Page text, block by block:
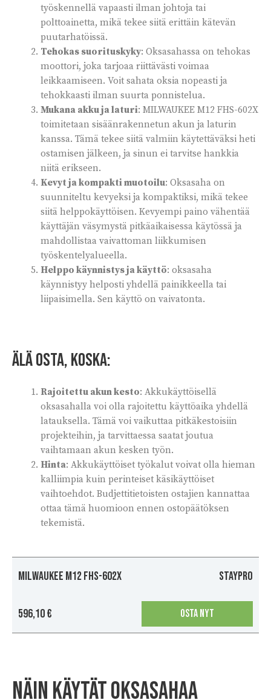
työskennellä vapaasti ilman johtoja tai
polttoainetta, mikä tekee siitä erittäin kätevän
puutarhatöissä.
Tehokas suorituskyky: Oksasahassa on tehokas
moottori, joka tarjoaa riittävästi voimaa
leikkaamiseen. Voit sahata oksia nopeasti ja
tehokkaasti ilman suurta ponnistelua.
Mukana akku ja laturi: MILWAUKEE M12 FHS-602X
toimitetaan sisäänrakennetun akun ja laturin
kanssa. Tämä tekee siitä valmiin käytettäväksi heti
ostamisen jälkeen, ja sinun ei tarvitse hankkia
niitä erikseen.
Kevyt ja kompakti muotoilu: Oksasaha on
suunniteltu kevyeksi ja kompaktiksi, mikä tekee
siitä helppokäyttöisen. Kevyempi paino vähentää
käyttäjän väsymystä pitkäaikaisessa käytössä ja
mahdollistaa vaivattoman liikkumisen
työskentelyalueella.
Helppo käynnistys ja käyttö: oksasaha
käynnistyy helposti yhdellä painikkeella tai
liipaisimella. Sen käyttö on vaivatonta.
Älä osta, koska:
Rajoitettu akun kesto: Akkukäyttöisellä
oksasahalla voi olla rajoitettu käyttöaika yhdellä
latauksella. Tämä voi vaikuttaa pitkäkestoisiin
projekteihin, ja tarvittaessa saatat joutua
vaihtamaan akun kesken työn.
Hinta: Akkukäyttöiset työkalut voivat olla hieman
kalliimpia kuin perinteiset käsikäyttöiset
vaihtoehdot. Budjettitietoisten ostajien kannattaa
ottaa tämä huomioon ennen ostopäätöksen
tekemistä.
MILWAUKEE M12 FHS-602X Staypro
596,10 € OSTA NYT
Näin käytät oksasahaa